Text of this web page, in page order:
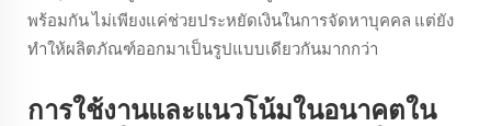
พร้อมกัน ไม่เพียงแค่ช่วยประหยัดเงินในการจัดหาบุคคล แต่ยัง
ทําให้ผลิตภัณฑ์ออกมาเป็นรูปแบบเดียวกันมากกว่า
การใช้งานและแนวโน้มในอนาคตใน